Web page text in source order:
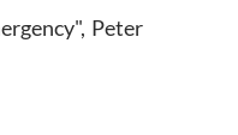
Peter